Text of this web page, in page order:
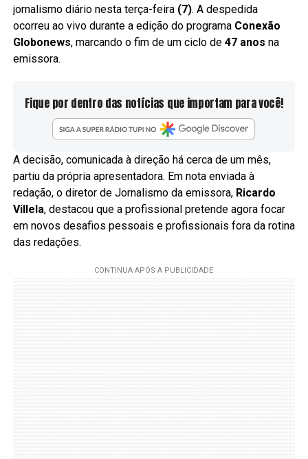
jornalismo diário nesta terça-feira(7). A despedida
ocorreu ao vivo durante a edição do programa Conexão
Globonews, marcando o fim de um ciclo de 47 anos na
emissora.
Fique por dentro das notícias que importam para você!
A decisão, comunicada à direção há cerca de um mês,
partiu da própria apresentadora. Em nota enviada à
redação, o diretor de Jornalismo da emissora, Ricardo
Villela, destacou que a profissional pretende agora focar
em novos desafios pessoais e profissionais fora da rotina
das redações.